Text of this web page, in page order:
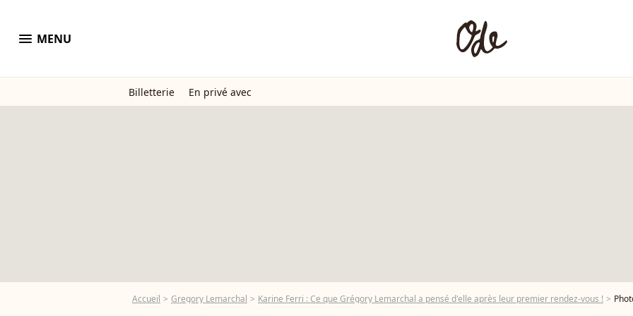
menu MENU
Billetterie En privé avec
Accueil Gregory Lemarchal Karine Ferri : Ce que Grégory Lemarchal a pensé d'elle après leur premier rendez-vous ! Photos :